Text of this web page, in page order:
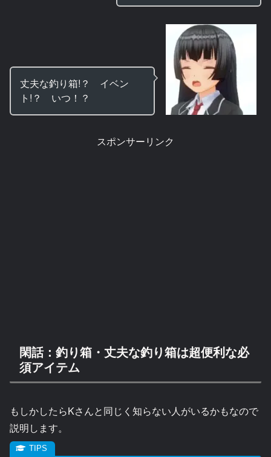
丈夫な釣り箱!？ イベン
ト!？ いつ！？
スポンサーリンク
閑話：釣り箱・丈夫な釣り箱は超便利な必
須アイテム
もしかしたらKさんと同じく知らない人がいるかもなので
説明します。